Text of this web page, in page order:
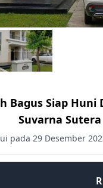
Bagus Siap Huni
Suvarna Sutera
pada 29 Desember